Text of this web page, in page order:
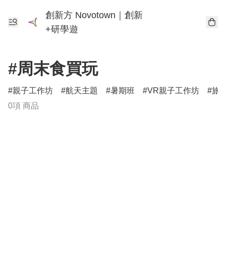
創新方 Novotown｜創新
+研學遊
#周末食買玩
親子工作坊 航天主題 暑期班 VR親子工作坊
旅
0項 商品